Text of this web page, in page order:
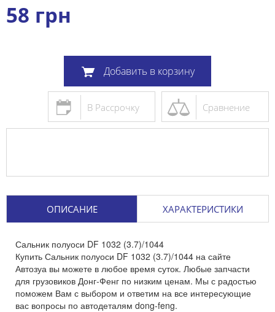
58 грн
Добавить в корзину
Сравнение
В Рассрочку
ОПИСАНИЕ ХАРАКТЕРИСТИКИ
Сальник полуоси DF 1032 (3.7)/1044
Купить Сальник полуоси DF 1032 (3.7)/1044 на сайте
Автозуа вы можете в любое время суток. Любые запчасти
для грузовиков Донг-Фенг по низким ценам. Мы с радостью
поможем Вам с выбором и ответим на все интересующие
вас вопросы по автодеталям dong-feng.